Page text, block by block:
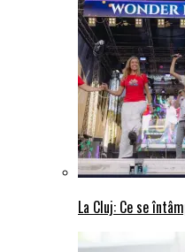
La Cluj: Ce se